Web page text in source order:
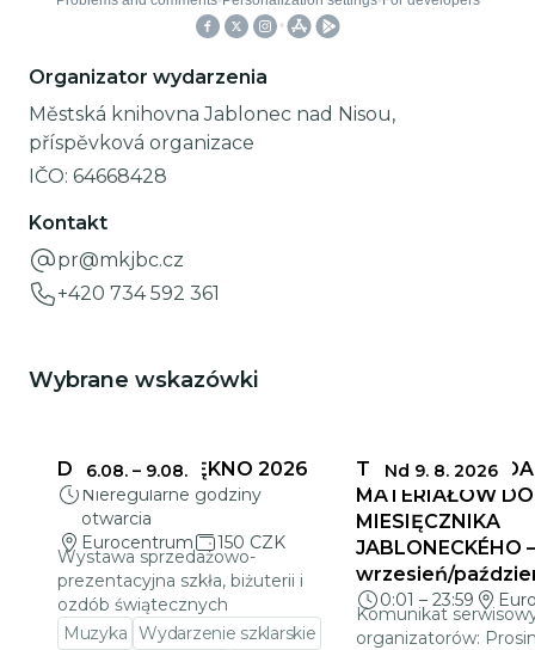
Organizator wydarzenia
Městská knihovna Jablonec nad Nisou,
příspěvková organizace
IČO: 64668428
Kontakt
pr@mkjbc.cz
+420 734 592 361
Wybrane wskazówki
6.08. – 9.08.
DELIKATNE PIĘKNO 2026
Nieregularne godziny
otwarcia
Eurocentrum
150 CZK
Wystawa sprzedażowo-
prezentacyjna szkła, biżuterii i
ozdób świątecznych
Muzyka Wydarzenie szklarskie
Nd 9. 8. 2026
TERMINY
MATERIAŁÓW DO
MIESIĘCZNIKA
JABLONECKÉHO –
wrzesień/
0:01 – 23:59
Komunikat
organizatorów: